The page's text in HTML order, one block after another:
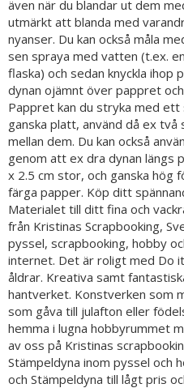
även när du blandar ut dem
utmärkt att blanda med
nyanser. Du kan också måla
sen spraya med vatten (t.ex.
flaska) och sedan knyckla
dynan ojämnt över pappret
Pappret kan du stryka med
ganska platt, använd då ex
mellan dem. Du kan också
genom att ex dra dynan längs
x 2.5 cm stor, och ganska hög
färga papper. Köp ditt
Materialet till ditt fina och
från Kristinas Scrapbooking,
pyssel, scrapbooking, hobby
internet. Det är roligt med Do
åldrar. Kreativa samt
hantverket. Konstverken som
som gåva till julafton eller
hemma i lugna hobbyrummet
av oss på Kristinas
Stämpeldyna inom pyssel och
och Stämpeldyna till lågt pris